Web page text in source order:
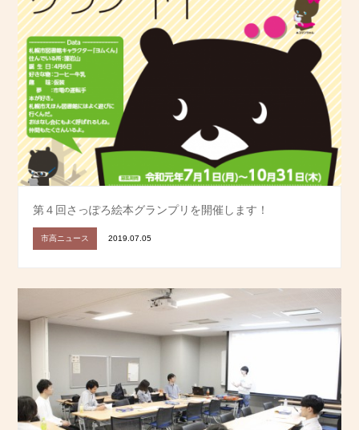
第４回さっぽろ絵本グランプリを開催します！
市高ニュース 2019.07.05